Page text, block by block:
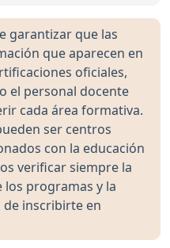
garantizar que las
que aparecen en
oficiales,
el personal docente
cada área formativa.
ser centros
con la educación
verificar siempre la
los programas y la
inscribirte en